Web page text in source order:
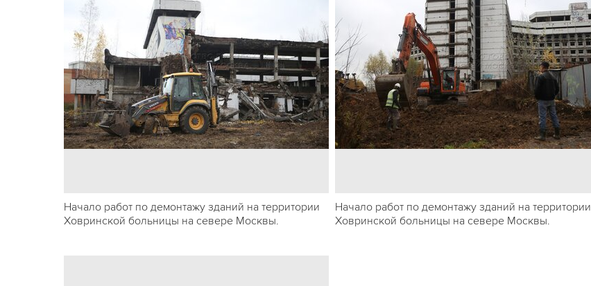
Начало работ по демонтажу зданий на территории
Ховринской больницы на севере Москвы.
Начало работ по демонтажу зданий на территории
Ховринской больницы на севере Москвы.